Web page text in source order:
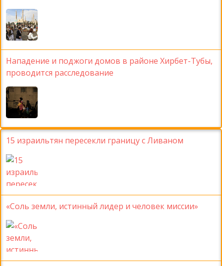
Нападение и поджоги домов в районе Хирбет-Тубы,
проводится расследование
15 израильтян пересекли границу с Ливаном
«Соль земли, истинный лидер и человек миссии»